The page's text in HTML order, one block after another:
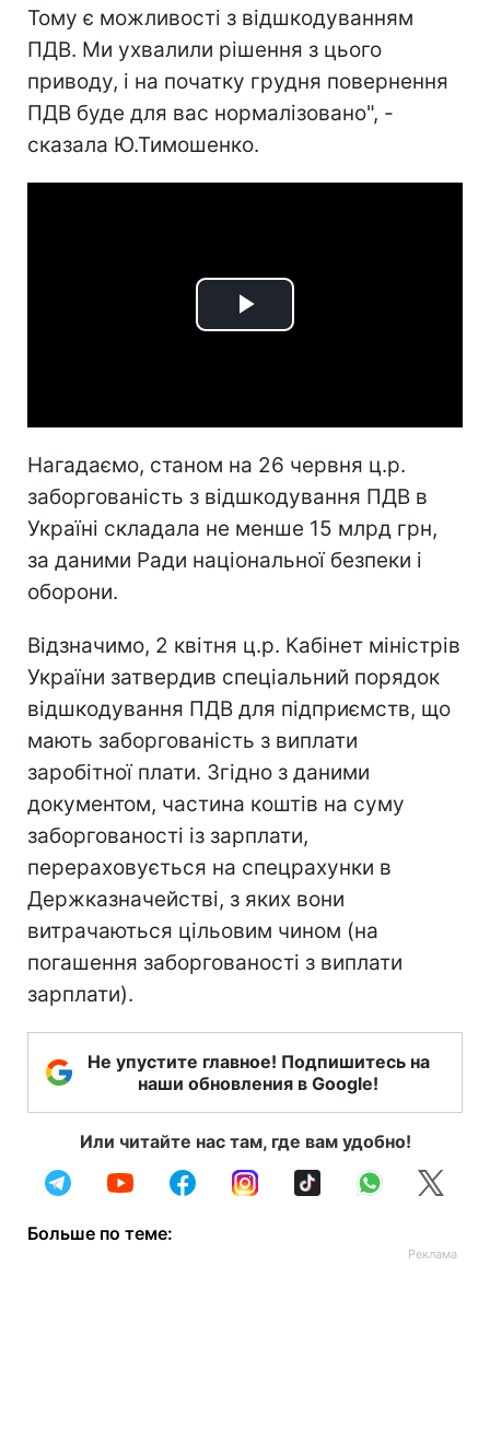
Тому є можливості з відшкодуванням
ПДВ. Ми ухвалили рішення з цього
приводу, і на початку грудня повернення
ПДВ буде для вас нормалізовано", -
сказала Ю.Тимошенко.
Play
Нагадаємо, станом на 26 червня ц.р.
заборгованість з відшкодування ПДВ в
Україні складала не менше 15 млрд грн,
за даними Ради національної безпеки і
оборони.
Відзначимо, 2 квітня ц.р. Кабінет міністрів
України затвердив спеціальний порядок
відшкодування ПДВ для підприємств, що
мають заборгованість з виплати
заробітної плати. Згідно з даними
документом, частина коштів на суму
заборгованості із зарплати,
перераховується на спецрахунки в
Держказначействі, з яких вони
витрачаються цільовим чином (на
погашення заборгованості з виплати
зарплати).
Не упустите главное! Подпишитесь на
наши обновления в Google!
Или читайте нас там, где вам удобно!
Больше по теме: